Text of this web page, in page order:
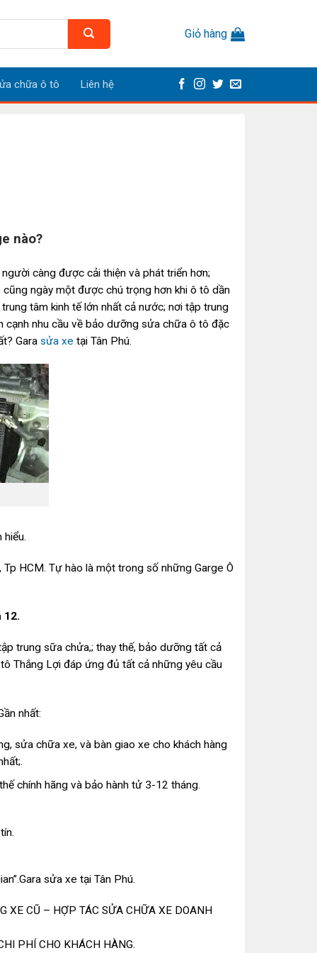
Giỏ hàng
chữa ô tô Liên hệ
nào?
càng được cải thiện và phát triển hơn;
cũng ngày một được chú trọng hơn khi ô tô dần
tâm kinh tế lớn nhất cả nước; nơi tập trung
cạnh nhu cầu về bảo dưỡng sửa chữa ô tô đặc
Gara sửa xe tại Tân Phú.
hiểu.
Tp HCM. Tự hào là một trong số những Garge Ô
12.
trung sữa chửa,; thay thế, bảo dưỡng tất cả
Thắng Lợi đáp ứng đủ tất cả những yêu cầu
nhất:
sửa chữa xe, và bàn giao xe cho khách hàng
chính hãng và bảo hành tử 3-12 tháng.
sửa xe tại Tân Phú.
XE CŨ – HỢP TÁC SỬA CHỮA XE DOANH
PHÍ CHO KHÁCH HÀNG.